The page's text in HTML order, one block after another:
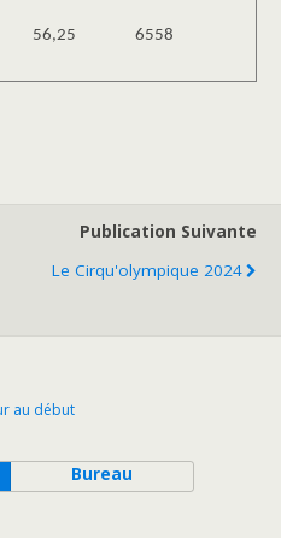
56,25 6558
Publication Suivante
Le Cirqu'olympique 2024
au début
Bureau